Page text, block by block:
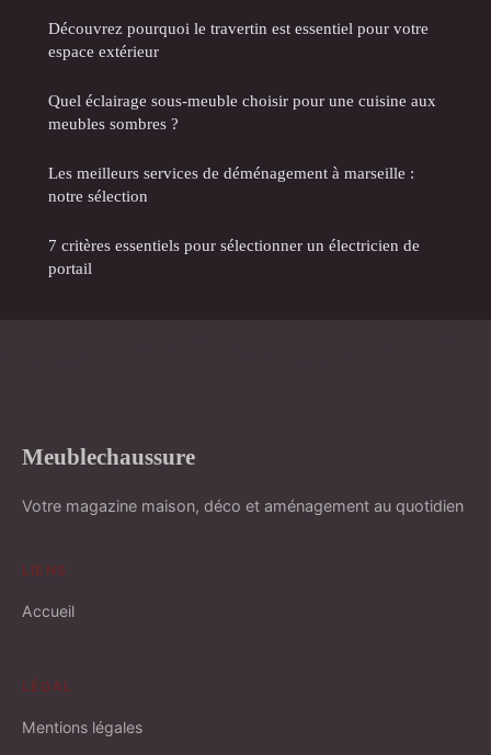
Découvrez pourquoi le travertin est essentiel pour votre
espace extérieur
Quel éclairage sous-meuble choisir pour une cuisine aux
meubles sombres ?
Les meilleurs services de déménagement à marseille :
notre sélection
7 critères essentiels pour sélectionner un électricien de
portail
Meublechaussure
Votre magazine maison, déco et aménagement au quotidien
LIENS
Accueil
LÉGAL
Mentions légales